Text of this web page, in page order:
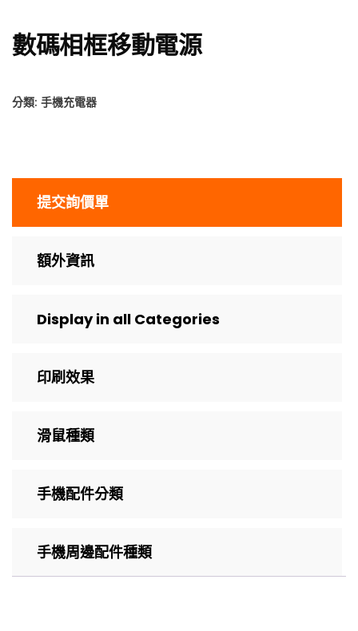
數碼相框移動電源
分類: 手機充電器
提交詢價單
額外資訊
Display in all Categories
印刷效果
滑鼠種類
手機配件分類
手機周邊配件種類